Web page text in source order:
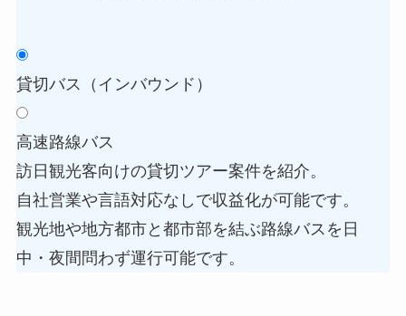
貸切バス（インバウンド）
高速路線バス
訪日観光客向けの貸切ツアー案件を紹介。
自社営業や言語対応なしで収益化が可能です。
観光地や地方都市と都市部を結ぶ路線バスを日
中・夜間問わず運行可能です。